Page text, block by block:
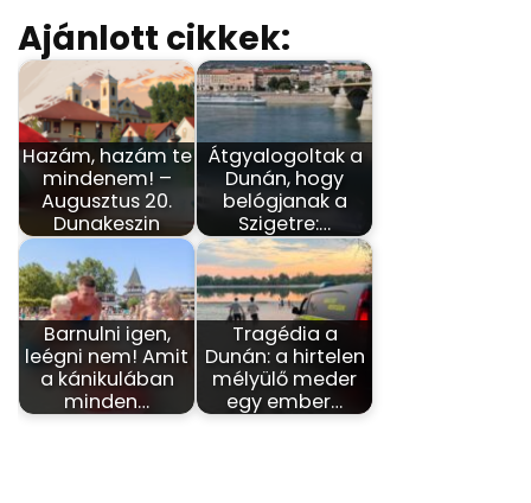
Ajánlott cikkek:
Hazám, hazám te
mindenem! –
Augusztus 20.
Dunakeszin
Átgyalogoltak a
Dunán, hogy
belógjanak a
Szigetre:…
Barnulni igen,
leégni nem! Amit
a kánikulában
minden…
Tragédia a
Dunán: a hirtelen
mélyülő meder
egy ember…